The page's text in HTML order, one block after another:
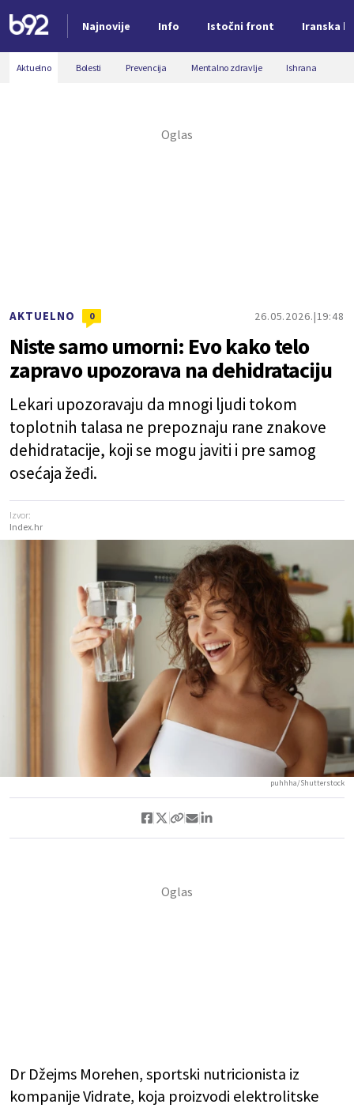
Najnovije Info Istočni front Iranska
Nova vest
Aktuelno Bolesti Prevencija Mentalno zdravlje Ishrana
AKTUELNO 0 26.05.2026. 19:48
Niste samo umorni: Evo kako telo
zapravo upozorava na dehidrataciju
Lekari upozoravaju da mnogi ljudi tokom
toplotnih talasa ne prepoznaju rane znakove
dehidratacije, koji se mogu javiti i pre samog
osećaja žeđi.
Izvor:
Index.hr
puhhha/Shutterstock
Dr Džejms Morehen, sportski nutricionista iz
kompanije Vidrate, koja proizvodi elektrolitske